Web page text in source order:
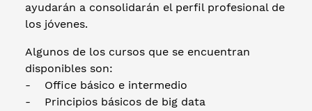
ayudarán a consolidarán el perfil profesional de
los jóvenes.
Algunos de los cursos que se encuentran
disponibles son:
- Office básico e intermedio
- Principios básicos de big data